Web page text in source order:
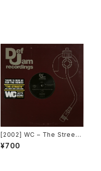
[2002] WC – The Streets
(Remix) [Def Jam Recor
dings][PROMO]
¥700